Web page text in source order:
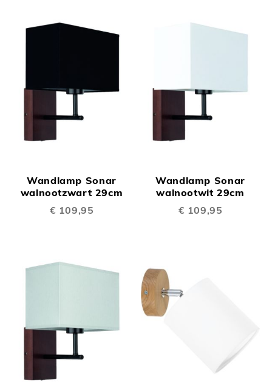
Wandlamp Sonar
walnootzwart 29cm
€ 109,95
Wandlamp Sonar
walnootwit 29cm
€ 109,95